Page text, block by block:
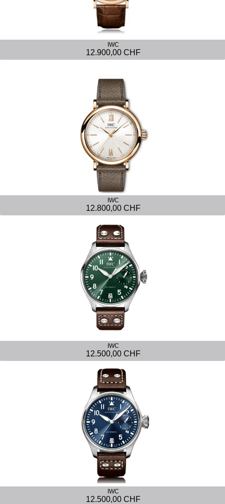
IWC
12.900,00 CHF
IWC
12.800,00 CHF
IWC
12.500,00 CHF
IWC
12.500,00 CHF